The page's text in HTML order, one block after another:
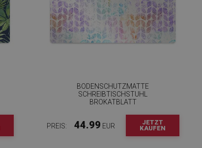
BODENSCHUTZMATTE
SCHREIBTISCHSTUHL
BROKATBLATT
PREIS: 44.99 EUR
JETZT
KAUFEN